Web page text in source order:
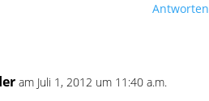
Antworten
am Juli 1, 2012 um 11:40 a.m.